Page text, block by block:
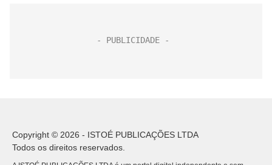
Copyright © 2026 - ISTOÉ PUBLICAÇÕES LTDA
Todos os direitos reservados.